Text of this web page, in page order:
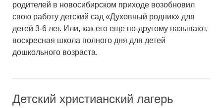
родителей в новосибирском приходе возобновил
свою работу детский сад «Духовный родник» для
детей 3-6 лет. Или, как его еще по-другому называют,
воскресная школа полного дня для детей
дошкольного возраста.
Детский христианский лагерь